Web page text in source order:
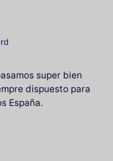
super bien
dispuesto para
España.